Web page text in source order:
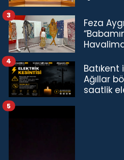
Feza
3
Ağıllar
saatlik
4
5